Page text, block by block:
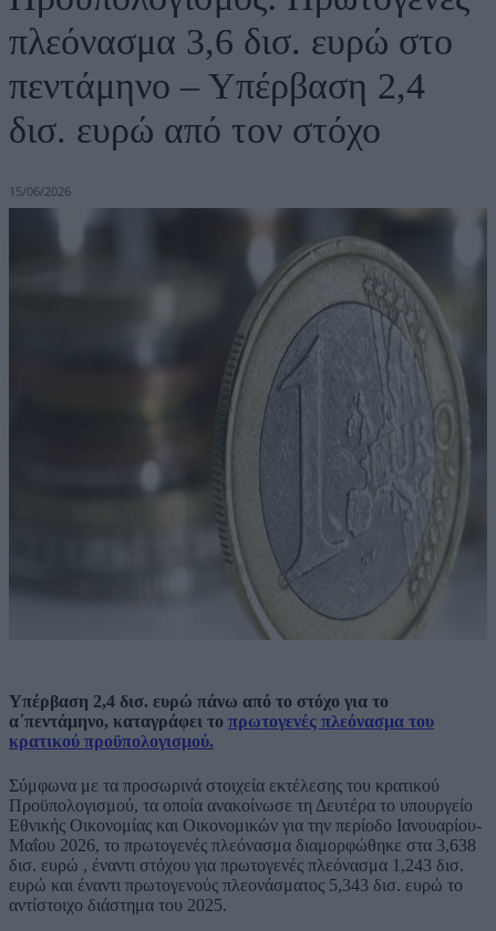
πλεόνασμα 3,6 δισ. ευρώ στο
πεντάμηνο – Υπέρβαση 2,4
δισ. ευρώ από τον στόχο
15/06/2026
Υπέρβαση 2,4 δισ. ευρώ πάνω από το στόχο για το
α΄πεντάμηνο, καταγράφει το πρωτογενές πλεόνασμα του
κρατικού προϋπολογισμού.
Σύμφωνα με τα προσωρινά στοιχεία εκτέλεσης του κρατικού
Προϋπολογισμού, τα οποία ανακοίνωσε τη Δευτέρα το υπουργείο
Εθνικής Οικονομίας και Οικονομικών για την περίοδο Ιανουαρίου-
Μαΐου 2026, το πρωτογενές πλεόνασμα διαμορφώθηκε στα 3,638
δισ. ευρώ , έναντι στόχου για πρωτογενές πλεόνασμα 1,243 δισ.
ευρώ και έναντι πρωτογενούς πλεονάσματος 5,343 δισ. ευρώ το
αντίστοιχο διάστημα του 2025.